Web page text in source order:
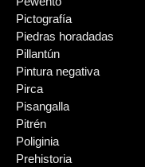
Pictografía
Piedras horadadas
Pillantún
Pintura negativa
Pirca
Pisangalla
Pitrén
Poliginia
Prehistoria